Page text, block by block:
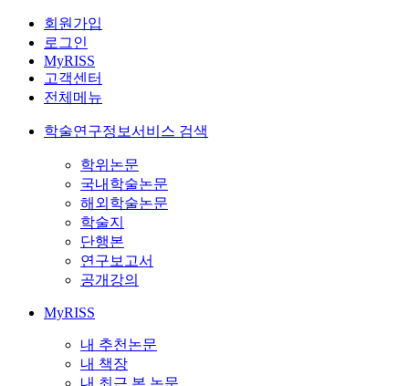
회원가입
로그인
MyRISS
고객센터
전체메뉴
학술연구정보서비스 검색
학위논문
국내학술논문
해외학술논문
학술지
단행본
연구보고서
공개강의
MyRISS
내 추천논문
내 책장
내 최근 본 논문